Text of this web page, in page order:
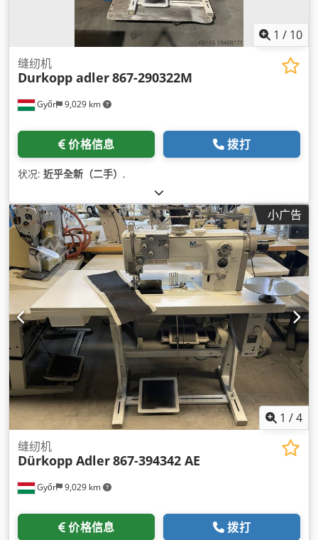
1 / 10
Győr 9,029 km
缝纫机
Durkopp adler867-290322M
价格信息 拨打
状况: 近乎全新（二手） ,
小广告
1 /4
Győr 9,029 km
缝纫机
Dürkopp Adler867-394342 AE
价格信息 拨打